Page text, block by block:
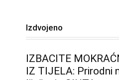
Izdvojeno
IZBACITE
IZ TIJELA: Prirodni